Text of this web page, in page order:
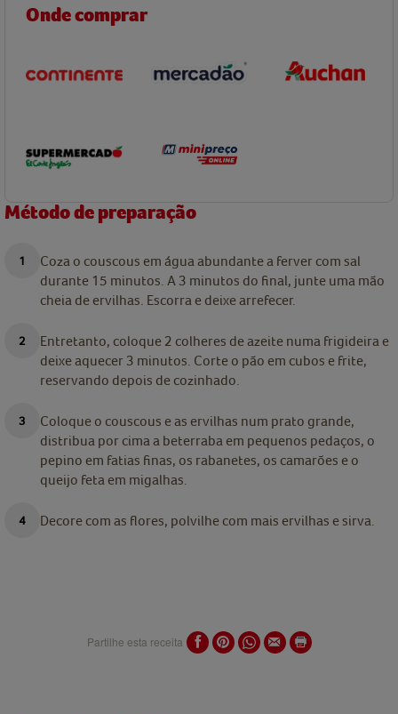
Onde comprar
Método de preparação
Coza o couscous em água abundante a ferver com sal
durante 15 minutos. A 3 minutos do final, junte uma mão
cheia de ervilhas. Escorra e deixe arrefecer.
Entretanto, coloque 2 colheres de azeite numa frigideira e
deixe aquecer 3 minutos. Corte o pão em cubos e frite,
reservando depois de cozinhado.
Coloque o couscous e as ervilhas num prato grande,
distribua por cima a beterraba em pequenos pedaços, o
pepino em fatias finas, os rabanetes, os camarões e o
queijo feta em migalhas.
Decore com as flores, polvilhe com mais ervilhas e sirva.
Partilhe esta receita